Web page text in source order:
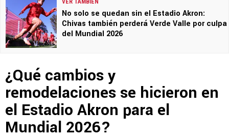
No solo se quedan sin el Estadio Akron:
Chivas también perderá Verde Valle por culpa
del Mundial 2026
¿Qué cambios y
remodelaciones se hicieron en
el Estadio Akron para el
Mundial 2026?